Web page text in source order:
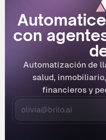
con
Automatización de
salud,
financieros y